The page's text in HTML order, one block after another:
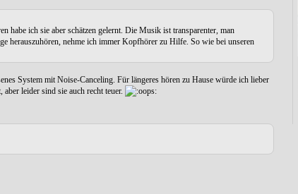
ich sie aber schätzen gelernt. Die Musik ist transparenter, man
herauszuhören, nehme ich immer Kopfhörer zu Hilfe. So wie bei unseren
System mit Noise-Canceling. Für längeres hören zu Hause würde ich lieber
leider sind sie auch recht teuer.